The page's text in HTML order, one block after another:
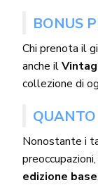
BONUS
Chi prenota il
anche il
collezione di
Nonostante i
edizione base